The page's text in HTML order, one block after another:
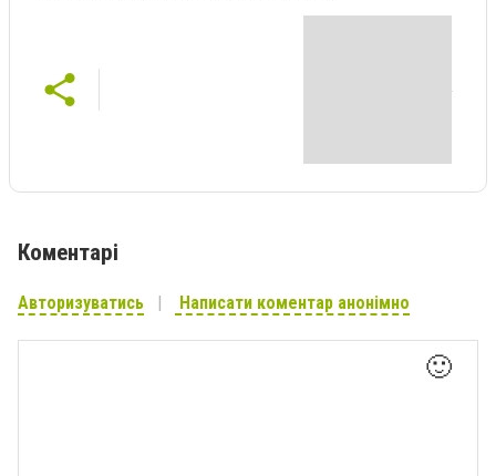
Коментарі
Авторизуватись Написати коментар анонімно
🙂